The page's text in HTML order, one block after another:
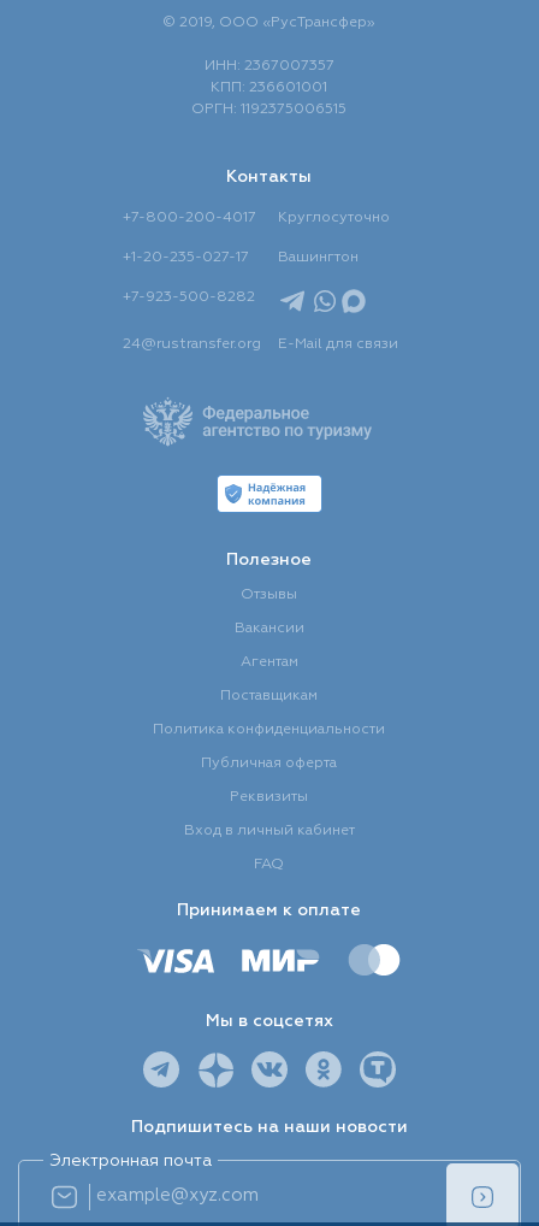
© 2019, ООО «РусТрансфер»
ИНН: 2367007357
КПП: 236601001
ОРГН: 1192375006515
Контакты
+7-800-200-4017 Круглосуточно
+1-20-235-027-17 Вашингтон
+7-923-500-8282
24@rustransfer.org E-Mail для связи
Полезное
Отзывы
Вакансии
Агентам
Поставщикам
Политика конфиденциальности
Публичная оферта
Реквизиты
Вход в личный кабинет
FAQ
Принимаем к оплате
Мы в соцсетях
Подпишитесь на наши новости
Электронная почта